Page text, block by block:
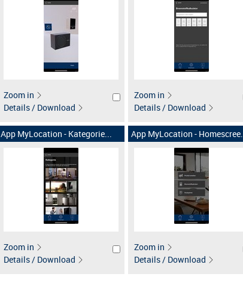
Zoom in
Details / Download
Zoom in
Details / Download
App MyLocation - Kategorie...
Zoom in
Details / Download
App MyLocation - Homescree...
Zoom in
Details / Download